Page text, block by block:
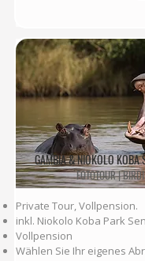
GAMBIA & NIOKOLO KOBA
FOTOTOUR |
Private Tour, Vollpension.
inkl. Niokolo Koba Park
Vollpension
Wählen Sie Ihr eigenes